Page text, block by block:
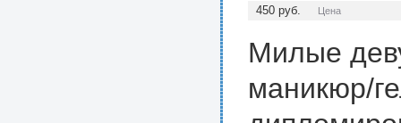
450 руб. Цена
Милые
маникюр/